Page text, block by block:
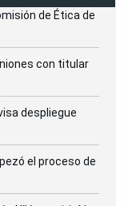
de Ética de
con titular
despliegue
el proceso de